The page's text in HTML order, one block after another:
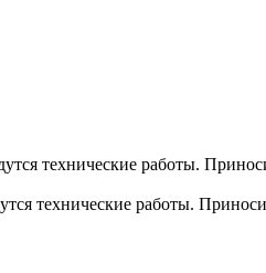
технические работы.
технические работы.